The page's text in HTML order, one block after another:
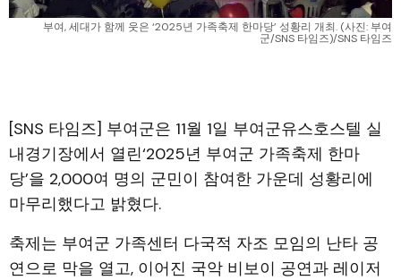
부여, 세대가 함께 웃은 ‘2025년 가족축제 한마당’ 성황리 개최. (사진: 부여
군/SNS 타임즈)/SNS 타임즈
[SNS 타임즈] 부여군은 11월 1일 부여군유스호스텔 실
내경기장에서 열린‘2025년 부여군 가족축제 한마
당’을 2,000여 명의 군민이 참여한 가운데 성황리에
마무리했다고 밝혔다.
축제는 부여군 가족센터 다국적 자조 모임의 난타 공
연으로 막을 열고, 이어진 국악 비보이 공연과 레이저